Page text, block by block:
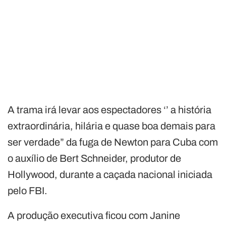
A trama irá levar aos espectadores ‘’ a história
extraordinária, hilária e quase boa demais para
ser verdade” da fuga de Newton para Cuba com
o auxílio de Bert Schneider, produtor de
Hollywood, durante a caçada nacional iniciada
pelo FBI.
A produção executiva ficou com Janine